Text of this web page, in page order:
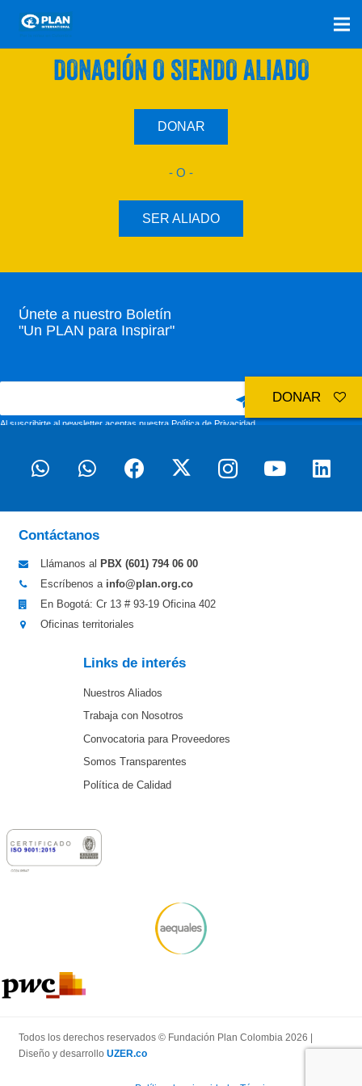
SÚMATE A NUESTRO PLAN CON UNA
DONACIÓN O SIENDO ALIADO
DONAR
- O -
SER ALIADO
Únete a nuestro Boletín
"Un PLAN para Inspirar"
Al suscribirte al newsletter aceptas nuestraPolítica de Privacidad
Contáctanos
Llámanos al PBX (601) 794 06 00
Escríbenos a info@plan.org.co
En Bogotá: Cr 13 # 93-19 Oficina 402
Oficinas territoriales
Links de interés
Nuestros Aliados
Trabaja con Nosotros
Convocatoria para Proveedores
Somos Transparentes
Política de Calidad
Todos los derechos reservados © Fundación Plan Colombia 2026 |
Diseño y desarrollo UZER.co
DONAR